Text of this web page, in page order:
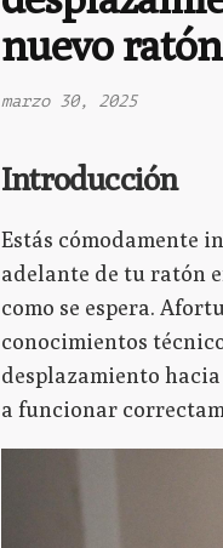
nuevo ratón
marzo 30, 2025
Introducción
Estás cómodamente
adelante de tu ratón
como se espera.
conocimientos
desplazamiento
a funcionar